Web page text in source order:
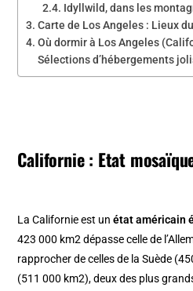
Idyllwild, dans les
Carte de Los Angeles : Lieux
Où dormir à Los Angeles
Sélections d’hébergements
Californie : Etat
La Californie est unétat américain
423 000 km2 dépasse celle de
rapprocher de celles de la Suède
(511 000 km2), deux des plus